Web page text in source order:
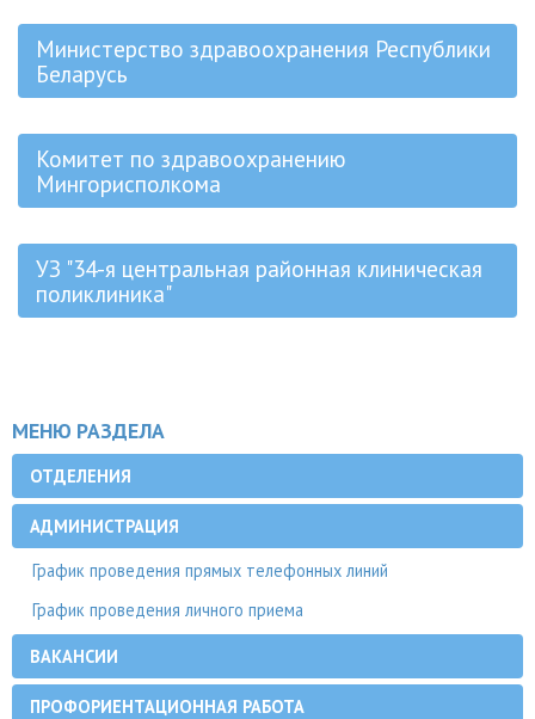
Министерство здравоохранения Республики
Беларусь
Комитет по здравоохранению
Мингорисполкома
УЗ "34-я центральная районная клиническая
поликлиника"
МЕНЮ РАЗДЕЛА
ОТДЕЛЕНИЯ
АДМИНИСТРАЦИЯ
График проведения прямых телефонных линий
График проведения личного приема
ВАКАНСИИ
ПРОФОРИЕНТАЦИОННАЯ РАБОТА